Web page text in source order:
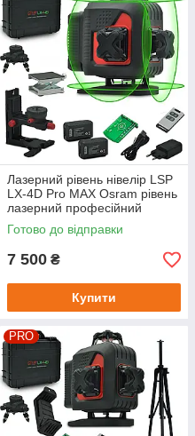
Лазерний рівень нівелір LSP
LX-4D Pro MAX Osram рівень
лазерний професійний
рівень 360 градусів
Готово до відправки
7 500 ₴
Купити
PRO